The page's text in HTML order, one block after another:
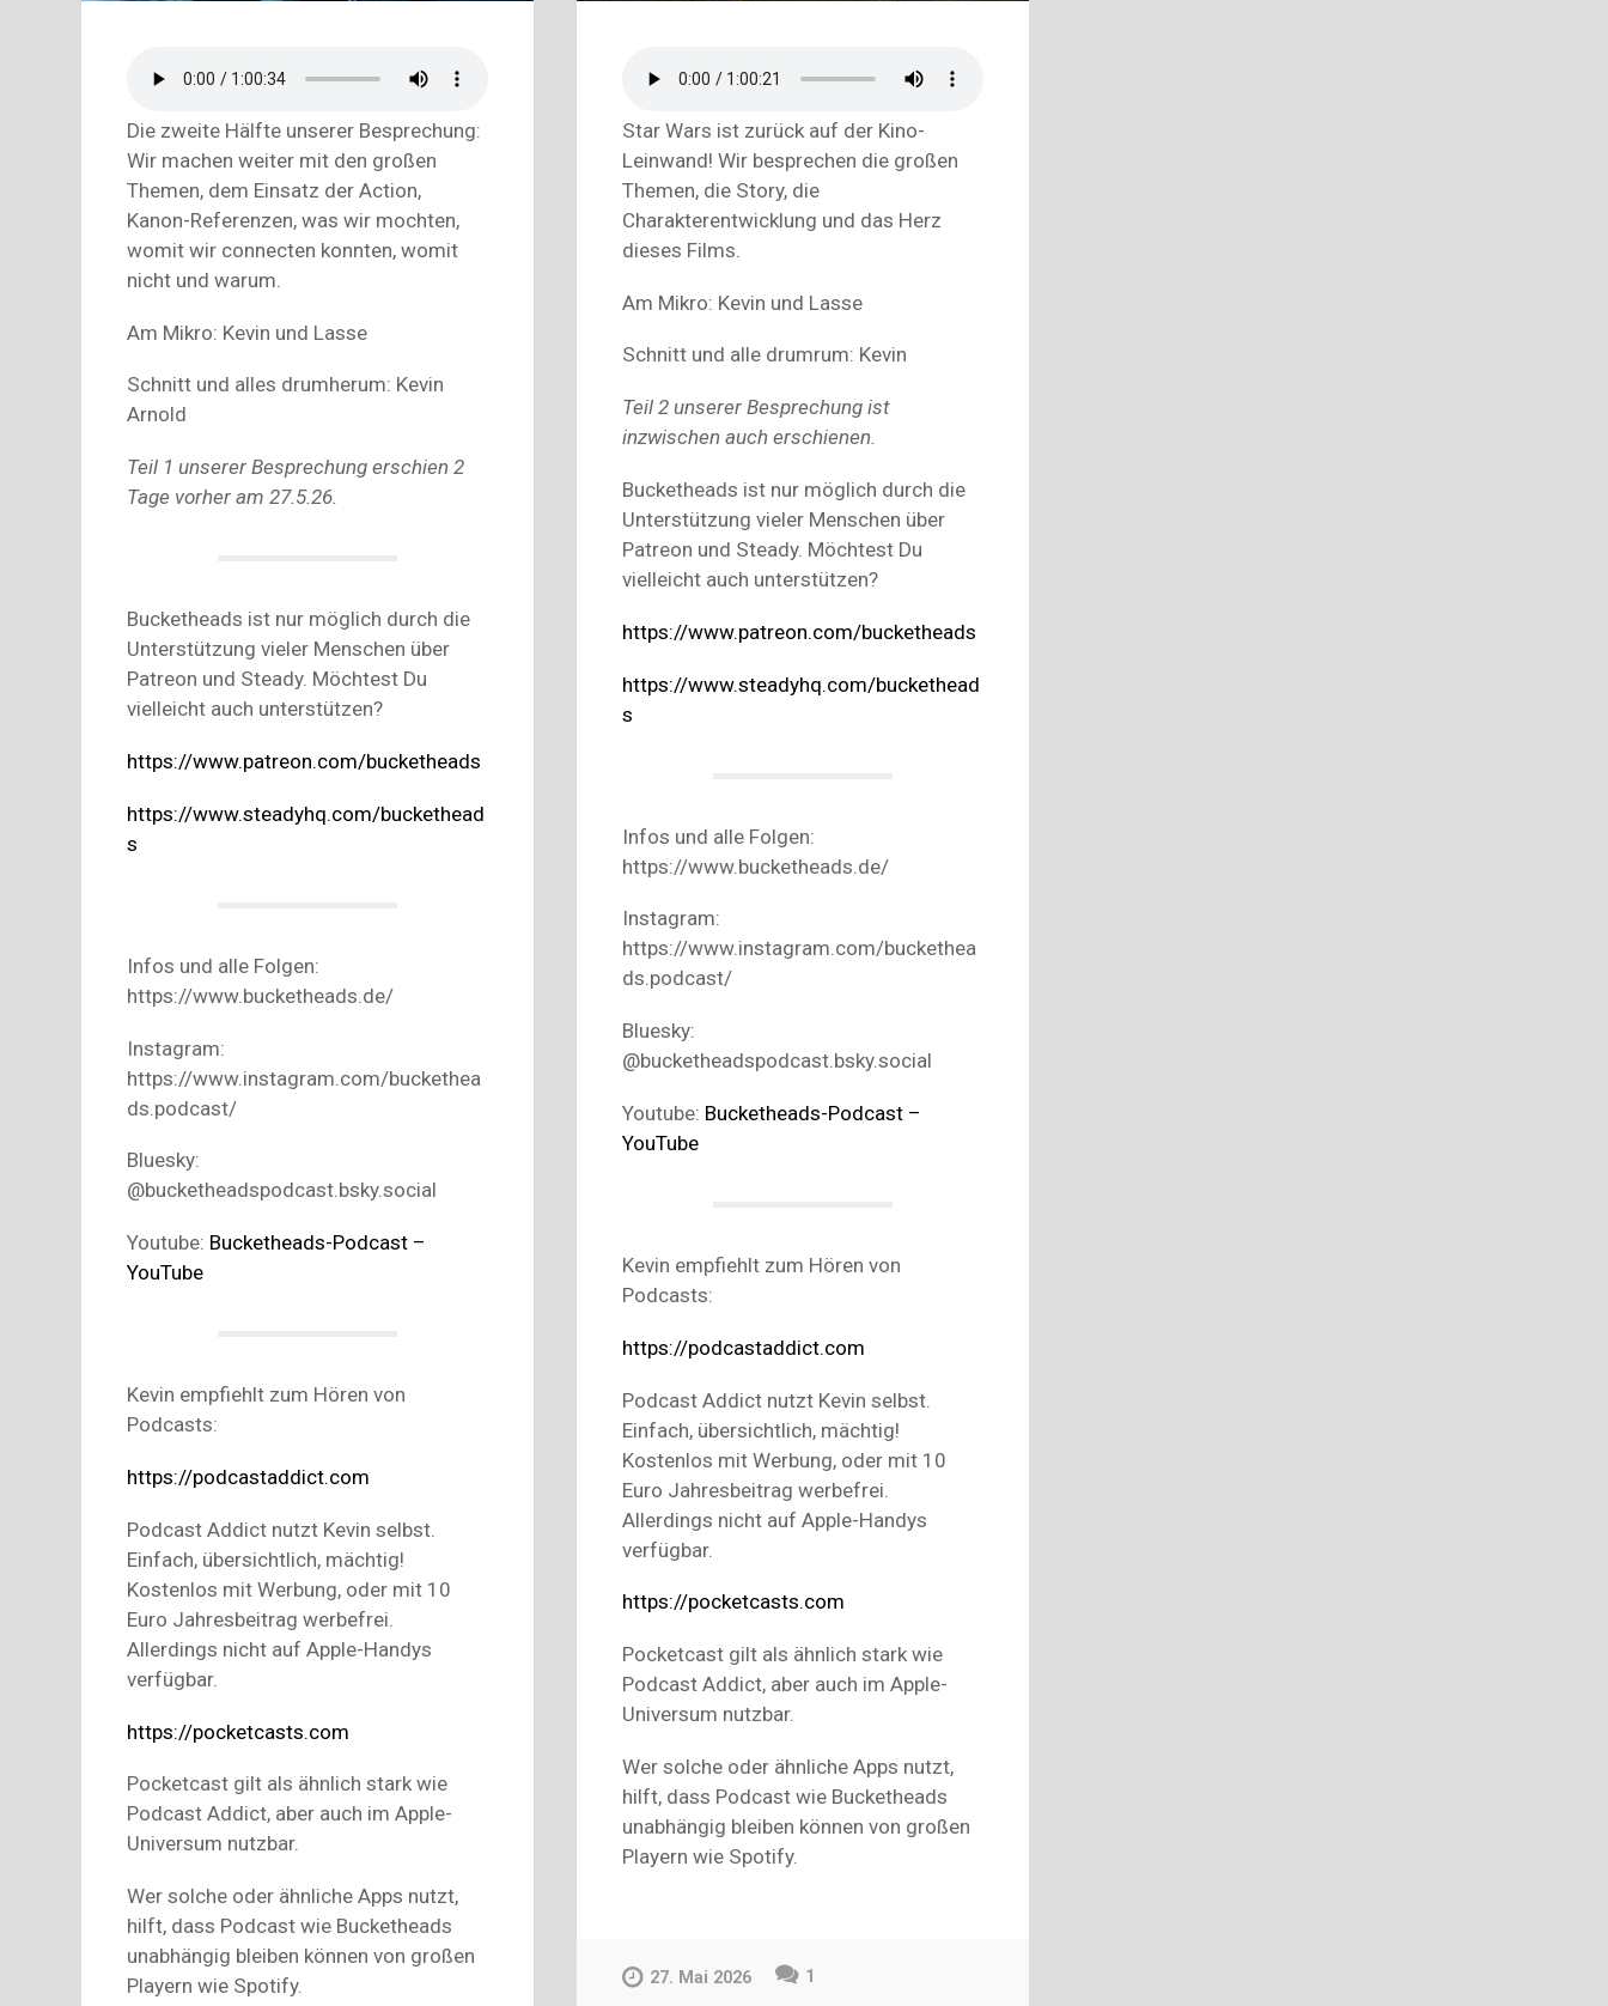
Die zweite Hälfte unserer Besprechung:
Wir machen weiter mit den großen
Themen, dem Einsatz der Action,
Kanon-Referenzen, was wir mochten,
womit wir connecten konnten, womit
nicht und warum.
Am Mikro: Kevin und Lasse
Schnitt und alles drumherum: Kevin
Arnold
Teil 1 unserer Besprechung erschien 2
Tage vorher am 27.5.26.
Bucketheads ist nur möglich durch die
Unterstützung vieler Menschen über
Patreon und Steady. Möchtest Du
vielleicht auch unterstützen?
https://www.patreon.com/bucketheads
https://www.steadyhq.com/buckethead
s
Infos und alle Folgen:
https://www.bucketheads.de/
Instagram:
https://www.instagram.com/buckethea
ds.podcast/
Bluesky:
@bucketheadspodcast.bsky.social
Youtube: Bucketheads-Podcast –
YouTube
Kevin empfiehlt zum Hören von
Podcasts:
https://podcastaddict.com
Podcast Addict nutzt Kevin selbst.
Einfach, übersichtlich, mächtig!
Kostenlos mit Werbung, oder mit 10
Euro Jahresbeitrag werbefrei.
Allerdings nicht auf Apple-Handys
verfügbar.
https://pocketcasts.com
Pocketcast gilt als ähnlich stark wie
Podcast Addict, aber auch im Apple-
Universum nutzbar.
Wer solche oder ähnliche Apps nutzt,
hilft, dass Podcast wie Bucketheads
unabhängig bleiben können von großen
Playern wie Spotify.
Star Wars ist zurück auf der Kino-
Leinwand! Wir besprechen die großen
Themen, die Story, die
Charakterentwicklung und das Herz
dieses Films.
Am Mikro: Kevin und Lasse
Schnitt und alle drumrum: Kevin
Teil 2 unserer Besprechung ist
inzwischen auch erschienen.
Bucketheads ist nur möglich durch die
Unterstützung vieler Menschen über
Patreon und Steady. Möchtest Du
vielleicht auch unterstützen?
https://www.patreon.com/bucketheads
https://www.steadyhq.com/buckethead
s
Infos und alle Folgen:
https://www.bucketheads.de/
Instagram:
https://www.instagram.com/buckethea
ds.podcast/
Bluesky:
@bucketheadspodcast.bsky.social
Youtube: Bucketheads-Podcast –
YouTube
Kevin empfiehlt zum Hören von
Podcasts:
https://podcastaddict.com
Podcast Addict nutzt Kevin selbst.
Einfach, übersichtlich, mächtig!
Kostenlos mit Werbung, oder mit 10
Euro Jahresbeitrag werbefrei.
Allerdings nicht auf Apple-Handys
verfügbar.
https://pocketcasts.com
Pocketcast gilt als ähnlich stark wie
Podcast Addict, aber auch im Apple-
Universum nutzbar.
Wer solche oder ähnliche Apps nutzt,
hilft, dass Podcast wie Bucketheads
unabhängig bleiben können von großen
Playern wie Spotify.
27. Mai 2026 1